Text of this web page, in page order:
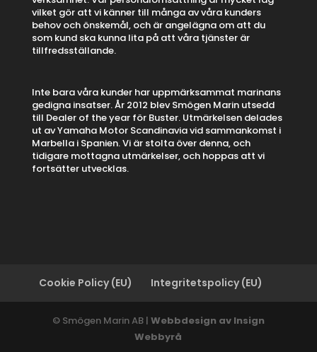
vilket gör att vi känner till många av våra kunders
behov och önskemål, och är angelägna om att du
som kund ska kunna lita på att våra tjänster är
tillfredsställande.
Inte bara våra kunder har uppmärksammat marinans
gedigna insatser. År 2012 blev Smögen Marin utsedd
till Dealer of the year för Buster. Utmärkelsen delades
ut av Yamaha Motor Scandinavia vid sammankomst i
Marbella i Spanien. Vi är stolta över denna, och
tidigare mottagna utmärkelser, och hoppas att vi
fortsätter utvecklas.
Cookie Policy (EU) Integritetspolicy (EU)
© Smögen Marin AB | Webbdesign av Insign
Webbyrå